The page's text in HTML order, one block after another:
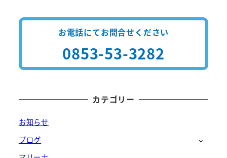
お電話にてお問合せください
0853-53-3282
カテゴリー
お知らせ
ブログ